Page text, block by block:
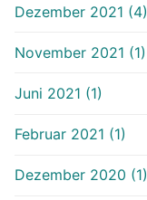
Dezember 2021 (4)
November 2021 (1)
Juni 2021 (1)
Februar 2021 (1)
Dezember 2020 (1)